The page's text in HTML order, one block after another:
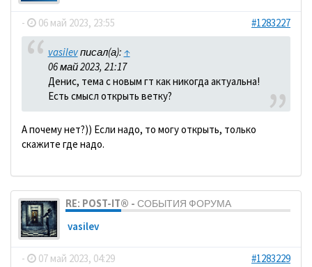
- 06 май 2023, 23:55 #1283227
vasilevписал(а): ↑
06 май 2023, 21:17
Денис, тема с новым гт как никогда актуальна!
Есть смысл открыть ветку?
А почему нет?)) Если надо, то могу открыть, только
скажите где надо.
RE: POST-IT® - СОБЫТИЯ ФОРУМА
vasilev
- 07 май 2023, 04:29 #1283229